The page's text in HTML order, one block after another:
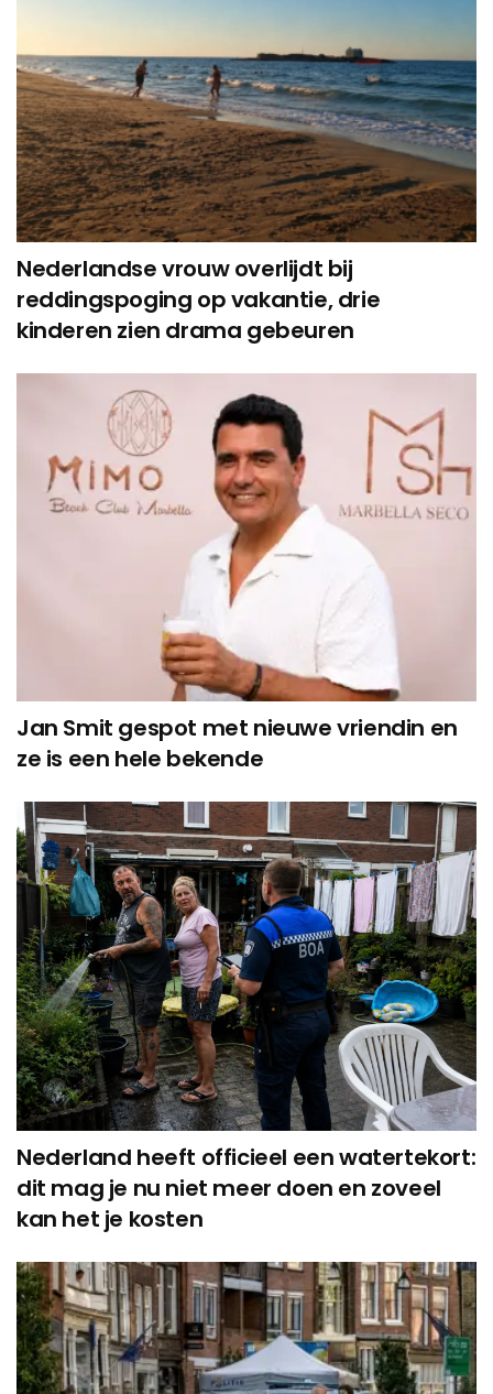
Nederlandse vrouw overlijdt bij
reddingspoging op vakantie, drie
kinderen zien drama gebeuren
Jan Smit gespot met nieuwe vriendin en
ze is een hele bekende
Nederland heeft officieel een watertekort:
dit mag je nu niet meer doen en zoveel
kan het je kosten